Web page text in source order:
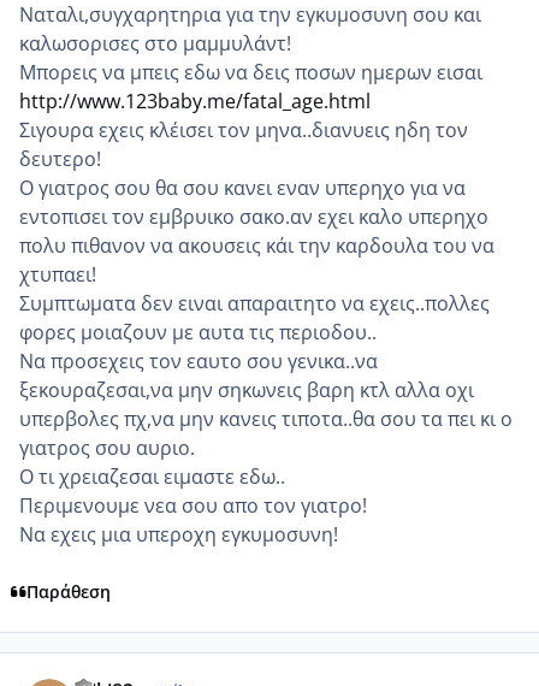
Ναταλι,συγχαρητηρια για την εγκυμοσυνη σου και
καλωσορισες στο μαμμυλάντ!
Μπορεις να μπεις εδω να δεις ποσων ημερων εισαι
http://www.123baby.me/fatal_age.html
Σιγουρα εχεις κλέισει τον μηνα..διανυεις ηδη τον
δευτερο!
Ο γιατρος σου θα σου κανει εναν υπερηχο για να
εντοπισει τον εμβρυικο σακο.αν εχει καλο υπερηχο
πολυ πιθανον να ακουσεις κάι την καρδουλα του να
χτυπαει!
Συμπτωματα δεν ειναι απαραιτητο να εχεις..πολλες
φορες μοιαζουν με αυτα τις περιοδου..
Να προσεχεις τον εαυτο σου γενικα..να
ξεκουραζεσαι,να μην σηκωνεις βαρη κτλ αλλα οχι
υπερβολες πχ,να μην κανεις τιποτα..θα σου τα πει κι ο
γιατρος σου αυριο.
Ο τι χρειαζεσαι ειμαστε εδω..
Περιμενουμε νεα σου απο τον γιατρο!
Να εχεις μια υπεροχη εγκυμοσυνη!
Παράθεση